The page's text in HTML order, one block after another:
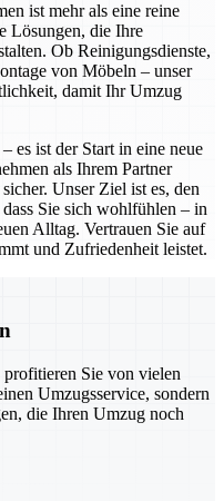
ist mehr als eine reine
Lösungen, die Ihre
Ob Reinigungsdienste,
von Möbeln – unser
damit Ihr Umzug
es ist der Start in eine neue
als Ihrem Partner
Unser Ziel ist es, den
dass Sie sich wohlfühlen – in
Alltag. Vertrauen Sie auf
und Zufriedenheit leistet.
Sie von vielen
Umzugsservice, sondern
die Ihren Umzug noch